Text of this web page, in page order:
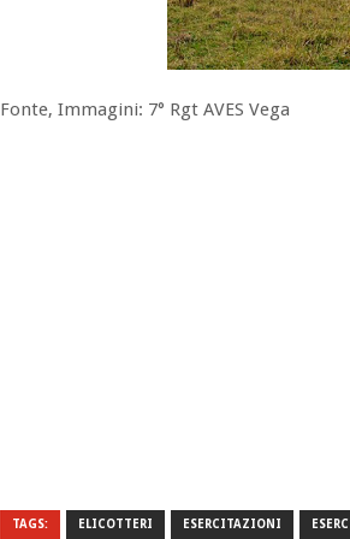
Fonte, Immagini: 7° Rgt AVES Vega
TAGS: ELICOTTERI ESERCITAZIONI